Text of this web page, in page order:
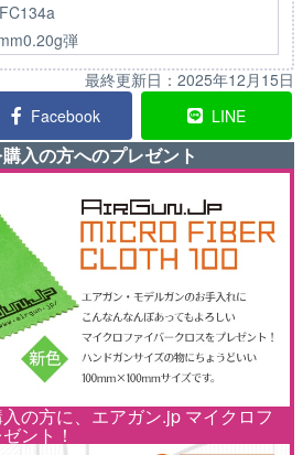
弾
最終更新日： 2025年12月15日
Facebook LINE
入の方へのプレゼント
の方に、エアガン.jp マイクロフ
ント！